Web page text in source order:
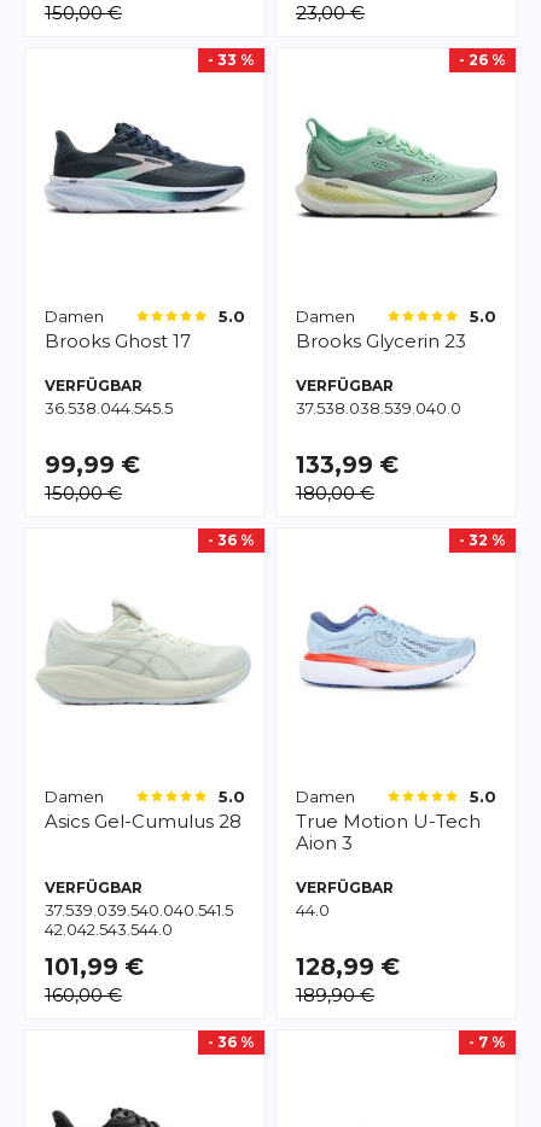
150,00 € 23,00 €
- 33 %
Damen 5.0
Brooks Ghost 17
VERFÜGBAR
36.538.044.545.5
99,99 €
150,00 €
- 26 %
Damen 5.0
Brooks Glycerin 23
VERFÜGBAR
37.538.038.539.040.0
133,99 €
180,00 €
- 36 %
Damen 5.0
Asics Gel-Cumulus 28
VERFÜGBAR
37.539.039.540.040.541.5
42.042.543.544.0
101,99 €
160,00 €
- 32 %
Damen 5.0
True Motion U-Tech
Aion 3
VERFÜGBAR
44.0
128,99 €
189,90 €
- 36 % - 7 %